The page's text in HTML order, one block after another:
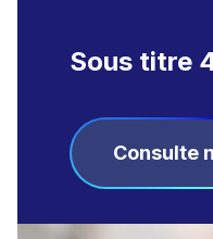
Sous titre
Consulte